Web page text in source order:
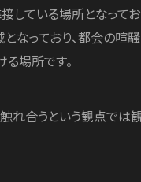
している場所となって
なっており、都会の喧
場所です。
れ合うという観点では